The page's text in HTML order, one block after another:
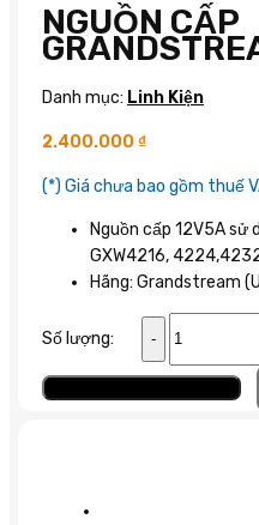
NGUỒN CẤP
Danh mục: Linh Kiện
2.400.000 ₫
(*) Giá chưa bao gồm thuế
Nguồn cấp 12V5A sử
GXW4216,
Hãng: Grandstream
Số lượng:
cấp
12V5A